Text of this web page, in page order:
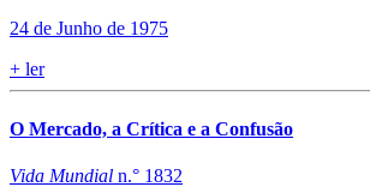
24 de Junho de 1975
+ ler
O Mercado, a Crítica e a Confusão
Vida Mundial n.° 1832